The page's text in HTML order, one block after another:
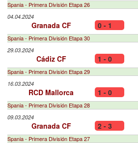
Spania - Primera División Etapa 26
04.04.2024
Granada CF 0 - 1
Spania - Primera División Etapa 30
29.03.2024
Cádiz CF 1 - 0
Spania - Primera División Etapa 29
16.03.2024
RCD Mallorca 1 - 0
Spania - Primera División Etapa 28
09.03.2024
Granada CF 2 - 3
Spania - Primera División Etapa 27